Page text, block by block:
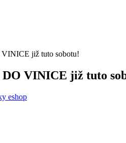
již tuto sobotu!
VINICE již tuto
eshop